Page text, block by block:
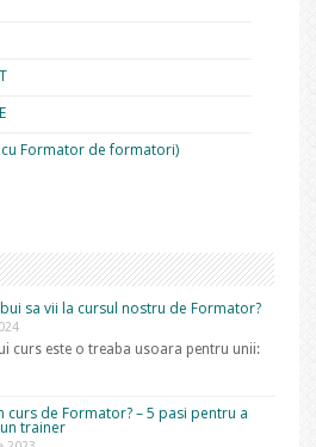
Formator de formatori)
sa vii la cursul nostru de Formator?
curs este o treaba usoara pentru unii:
curs de Formator? – 5 pasi pentru a
trainer